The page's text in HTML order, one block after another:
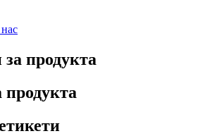
продукта
продукта